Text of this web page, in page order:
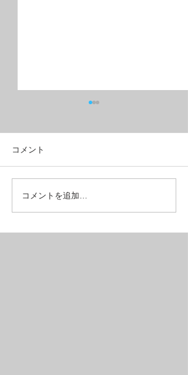
フルリジッドMTB？グラ
ベルクロス？
コメント
コメントを追加…